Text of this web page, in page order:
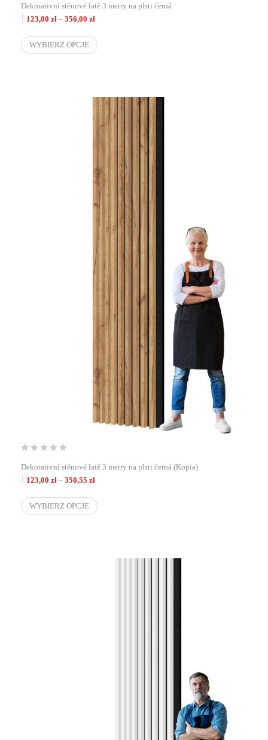
Dekorativní stěnové latě 3 metry na plsti černá
123,00 zł – 356,00 złZakres cen: od 123,00 zł do 356,00 zł
WYBIERZ OPCJE
Dekorativní stěnové latě 3 metry na plsti černá (Kopia)
123,00 zł – 350,55 złZakres cen: od 123,00 zł do 350,55 zł
WYBIERZ OPCJE